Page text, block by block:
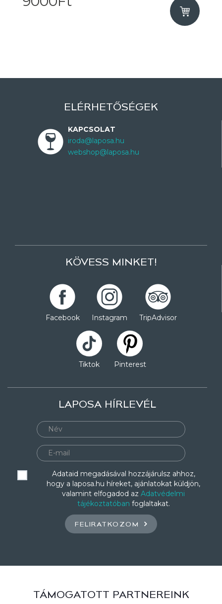
ELÉRHETŐSÉGEK
KAPCSOLAT
iroda@laposa.hu
webshop@laposa.hu
KÖVESS MINKET!
Facebook Instagram TripAdvisor
Tiktok Pinterest
LAPOSA HÍRLEVÉL
Adataid megadásával hozzájárulsz ahhoz,
hogy a laposa.hu híreket, ajánlatokat küldjön,
valamint elfogadod az Adatvédelmi
tájékoztatóban foglaltakat.
FELIRATKOZOM
TÁMOGATOTT PARTNEREINK